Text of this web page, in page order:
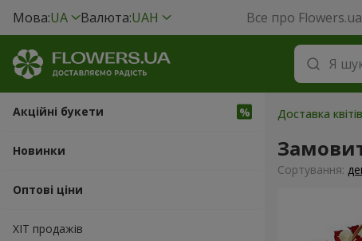
Мова:UA Валюта:UAH Все про Flowers.ua
Акційні букети
Новинки
Оптові ціни
ХІТ продажів
Доставка
Сортування: